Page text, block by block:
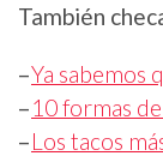
También
–Ya sabemos
–10 formas
–Los tacos